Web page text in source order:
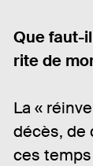
Que faut-
rite de
La «
décès, de
ces